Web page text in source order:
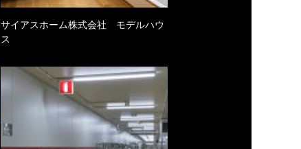
サイアスホーム株式会社 モデルハウ
ス